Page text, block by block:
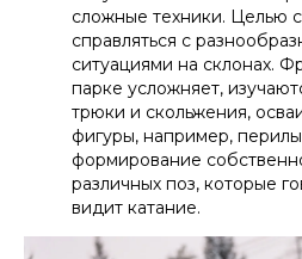
сложные техники. Целью
справляться с
ситуациями на склонах.
парке усложняет,
трюки и скольжения,
фигуры, например,
формирование
различных поз, которые
видит катание.